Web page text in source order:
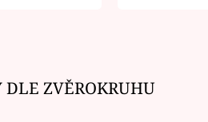
DLE ZVĚROKRUHU